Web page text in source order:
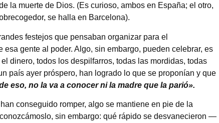
la muerte de Dios. (Es curioso, ambos en España; el otro,
se halla en Barcelona).
festejos que pensaban organizar para el
gente al poder. Algo, sin embargo, pueden celebrar, es
dinero, todos los despilfarros, todas las mordidas, todas
país ayer próspero, han logrado lo que se proponían y que
eso, no la va a conocer ni la madre que la parió».
conseguido romper, algo se mantiene en pie de la
sin embargo: qué rápido se desvanecieron —